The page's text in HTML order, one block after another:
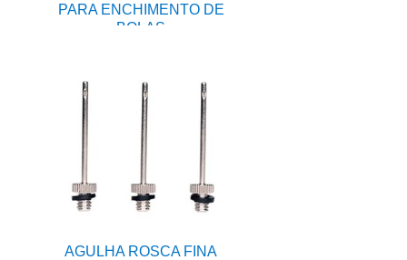
PARA ENCHIMENTO DE
BOLAS
AGULHA ROSCA FINA